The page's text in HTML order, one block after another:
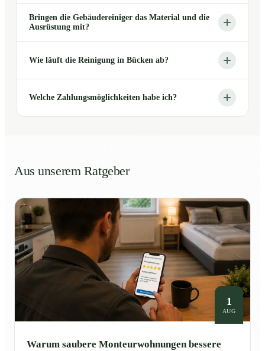
Bringen die Gebäudereiniger das Material und die
Ausrüstung mit?
Wie läuft die Reinigung in Bücken ab?
Welche Zahlungsmöglichkeiten habe ich?
Aus unserem Ratgeber
1
AUG
Warum saubere Monteurwohnungen bessere